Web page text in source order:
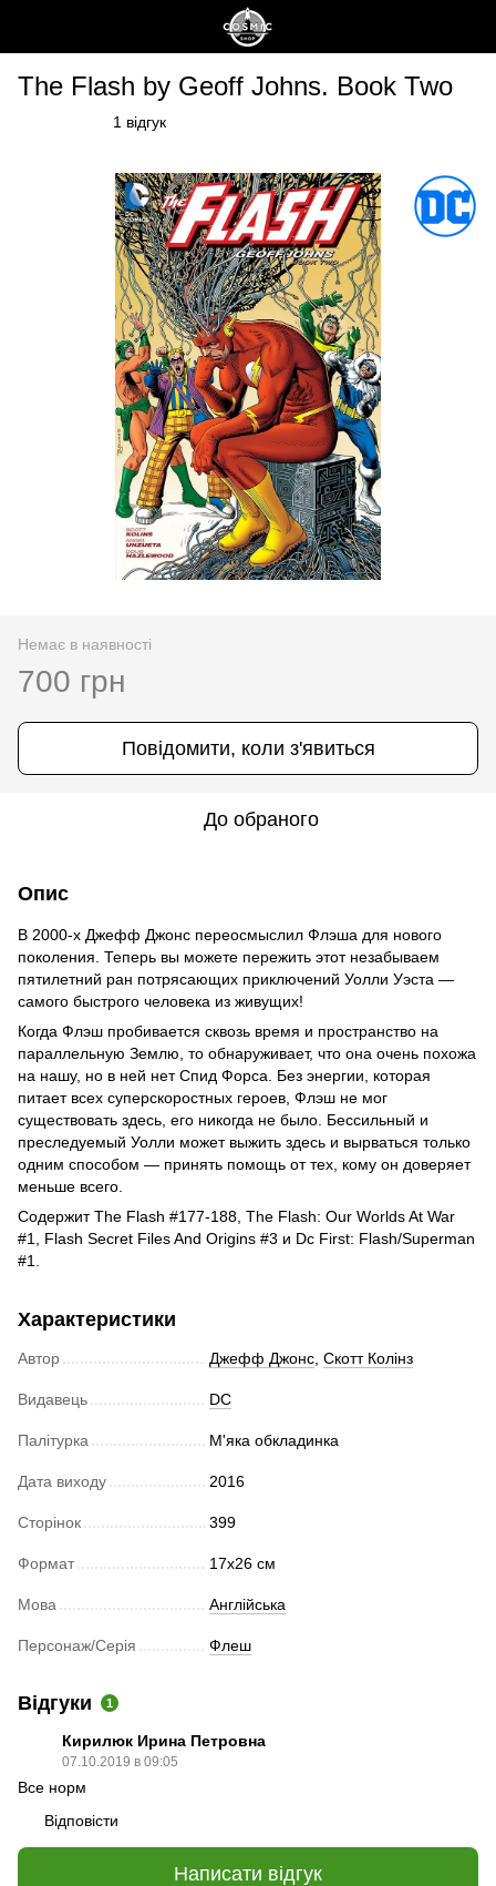
The Flash by Geoff Johns. Book Two
1 відгук
Немає в наявності
700 грн
Повідомити, коли з'явиться
До обраного
Опис
В 2000-х Джефф Джонс переосмыслил Флэша для нового
поколения. Теперь вы можете пережить этот незабываем
пятилетний ран потрясающих приключений Уолли Уэста —
самого быстрого человека из живущих!
Когда Флэш пробивается сквозь время и пространство на
параллельную Землю, то обнаруживает, что она очень похожа
на нашу, но в ней нет Спид Форса. Без энергии, которая
питает всех суперскоростных героев, Флэш не мог
существовать здесь, его никогда не было. Бессильный и
преследуемый Уолли может выжить здесь и вырваться только
одним способом — принять помощь от тех, кому он доверяет
меньше всего.
Содержит The Flash #177-188, The Flash: Our Worlds At War
#1, Flash Secret Files And Origins #3 и Dc First: Flash/Superman
#1.
Характеристики
Автор Джефф Джонс, Скотт Колінз
Видавець DC
Палітурка М'яка обкладинка
Дата виходу 2016
Сторінок 399
Формат 17х26 см
Мова Англійська
Персонаж/Серія Флеш
Відгуки 1
Кирилюк Ирина Петровна
07.10.2019 в 09:05
Все норм
Відповісти
Написати відгук